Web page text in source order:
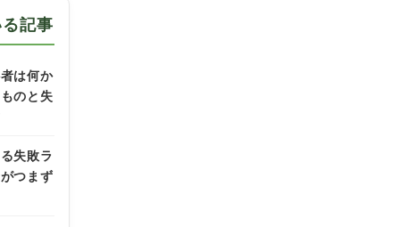
記事
は何か
のと失
失敗ラ
つまず